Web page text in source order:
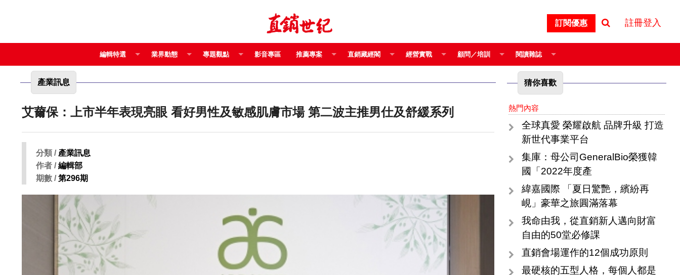
訂閱優惠 註冊登入
編輯特選 業界動態 專題觀點 影音專區 推薦專案 直銷藏經閣 經營實戰 顧問／培訓 閱讀雜誌
產業訊息
艾薾保：上市半年表現亮眼 看好男性及敏感肌膚市場 第二波主推男仕及舒緩系列
分類 / 產業訊息
作者 /編輯部
期數 /第296期
猜你喜歡
熱門內容
全球真愛 榮耀啟航 品牌升級 打造
新世代事業平台
集庫：母公司GeneralBio榮獲韓
國「2022年度產
緯嘉國際 「夏日驚艷，繽紛再
峴」豪華之旅圓滿落幕
我命由我，從直銷新人邁向財富
自由的50堂必修課
直銷會場運作的12個成功原則
最硬核的五型人格，每個人都是